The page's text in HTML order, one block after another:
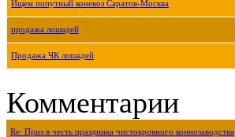
Ищем попутный коневоз Саратов-Москва
продажа лошадей
Продажа ЧК лошадей
Комментарии
Re: Приз в честь праздника чистокровного коннозаводства